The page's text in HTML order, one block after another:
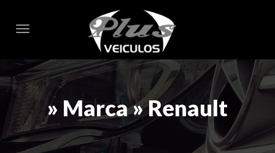
Toggle navigation
» Marca » Renault